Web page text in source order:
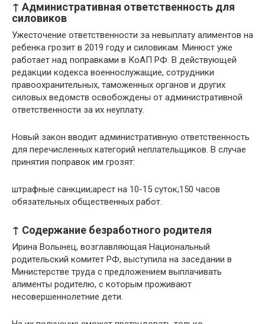
↑ Административная ответственность для
силовиков
Ужесточение ответственности за невыплату алиментов на
ребенка грозит в 2019 году и силовикам. Минюст уже
работает над поправками в КоАП РФ. В действующей
редакции кодекса военнослужащие, сотрудники
правоохранительных, таможенных органов и других
силовых ведомств освобождены от административной
ответственности за их неуплату.
Новый закон вводит административную ответственность
для перечисленных категорий неплательщиков. В случае
принятия поправок им грозят:
штрафные санкции;арест на 10-15 суток;150 часов
обязательных общественных работ.
↑ Содержание безработного родителя
Ирина Волынец, возглавляющая Национальный
родительский комитет РФ, выступила на заседании в
Министерстве труда с предложением выплачивать
алименты родителю, с которым проживают
несовершеннолетние дети.